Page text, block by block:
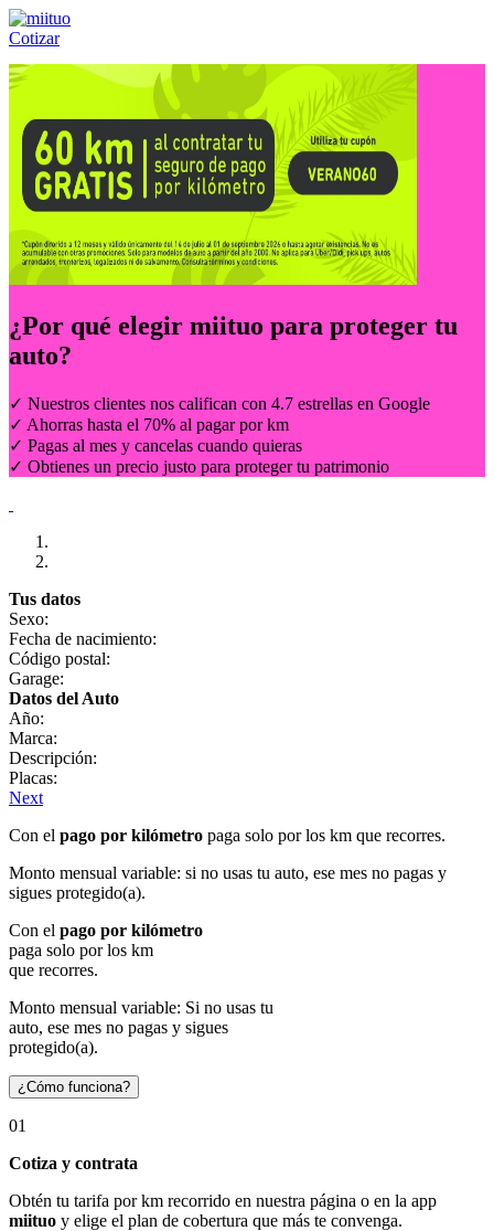
Cotizar
Llámanos al:(55) 84-21-05-00 ó
¿Por qué elegir miituo para proteger tu
auto?
✓ Nuestros clientes nos califican con 4.7 estrellas en Google
✓ Ahorras hasta el 70% al pagar por km
✓ Pagas al mes y cancelas cuando quieras
✓ Obtienes un precio justo para proteger tu patrimonio
Tus datos
Sexo:
Fecha de nacimiento:
Código postal:
Garage:
Datos del Auto
Año:
Marca:
Descripción:
Placas:
Next
Con el pago por kilómetro paga solo por los km que recorres.
Monto mensual variable: si no usas tu auto, ese mes no pagas y
sigues protegido(a).
Con el pago por kilómetro
paga solo por los km
que recorres.
Monto mensual variable: Si no usas tu
auto, ese mes no pagas y sigues
protegido(a).
¿Cómo funciona?
01
Cotiza y contrata
Obtén tu tarifa por km recorrido en nuestra página o en la app
miituo y elige el plan de cobertura que más te convenga.